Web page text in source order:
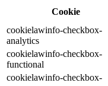
Cookie
cookielawinfo-checkbox-
analytics
cookielawinfo-checkbox-
functional
cookielawinfo-checkbox-